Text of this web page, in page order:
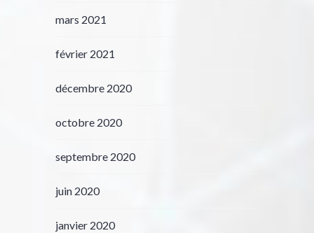
mars 2021
février 2021
décembre 2020
octobre 2020
septembre 2020
juin 2020
janvier 2020